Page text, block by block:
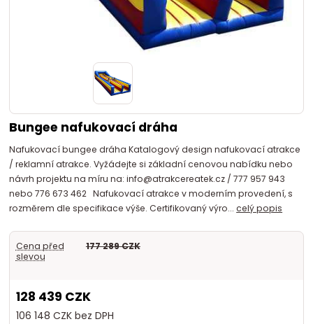
Bungee nafukovací dráha
Nafukovací bungee dráha Katalogový design nafukovací atrakce
/ reklamní atrakce. Vyžádejte si základní cenovou nabídku nebo
návrh projektu na míru na: info@atrakcereatek.cz / 777 957 943
nebo 776 673 462 Nafukovací atrakce v moderním provedení, s
rozměrem dle specifikace výše. Certifikovaný výro...celý popis
Cena před
slevou
177 289 CZK
128 439 CZK
106 148 CZK bez DPH